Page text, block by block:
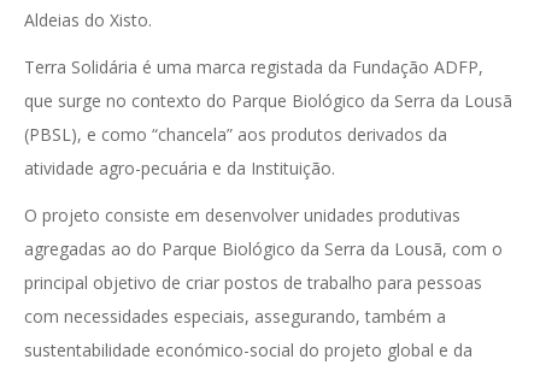
Aldeias do Xisto.
Terra Solidária é uma marca registada da Fundação ADFP,
que surge no contexto do Parque Biológico da Serra da Lousã
(PBSL), e como “chancela” aos produtos derivados da
atividade agro-pecuária e da Instituição.
O projeto consiste em desenvolver unidades produtivas
agregadas ao do Parque Biológico da Serra da Lousã, com o
principal objetivo de criar postos de trabalho para pessoas
com necessidades especiais, assegurando, também a
sustentabilidade económico-social do projeto global e da